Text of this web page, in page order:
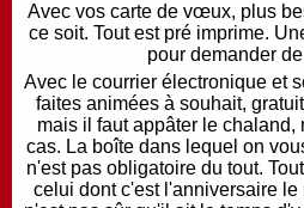
Avec vos carte de vœux, plus
ce soit. Tout est pré imprime.
pour demander
Avec le courrier électronique et
faites animées à souhait,
mais il faut appâter le chaland,
cas. La boîte dans lequel on
n'est pas obligatoire du tout.
celui dont c'est l'anniversaire le